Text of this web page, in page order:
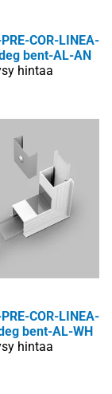
COR-LINEA-
bent-AL-AN
hintaa
COR-LINEA-
bent-AL-WH
hintaa